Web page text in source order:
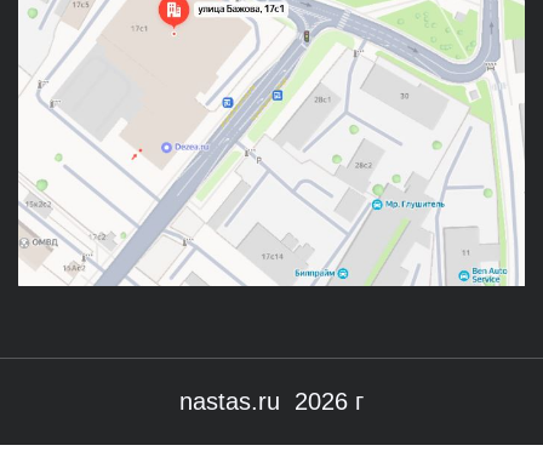
nastas.ru 2026 г